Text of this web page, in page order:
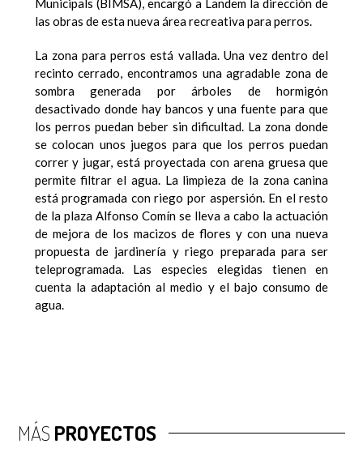
las obras de esta nueva área recreativa para perros.
La zona para perros está vallada. Una vez dentro del
recinto cerrado, encontramos una agradable zona de
sombra generada por árboles de hormigón
desactivado donde hay bancos y una fuente para que
los perros puedan beber sin dificultad. La zona donde
se colocan unos juegos para que los perros puedan
correr y jugar, está proyectada con arena gruesa que
permite filtrar el agua. La limpieza de la zona canina
está programada con riego por aspersión. En el resto
de la plaza Alfonso Comín se lleva a cabo la actuación
de mejora de los macizos de flores y con una nueva
propuesta de jardinería y riego preparada para ser
teleprogramada. Las especies elegidas tienen en
cuenta la adaptación al medio y el bajo consumo de
agua.
MÁS PROYECTOS